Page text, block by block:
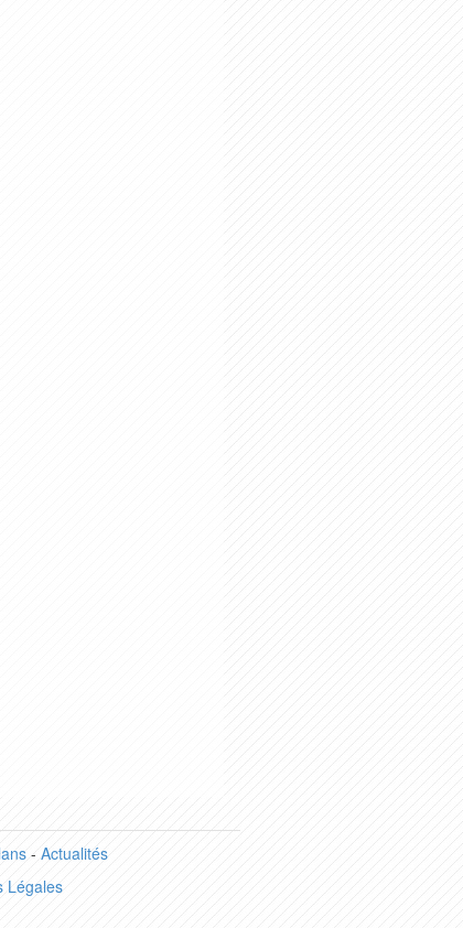
- Actualités
Légales